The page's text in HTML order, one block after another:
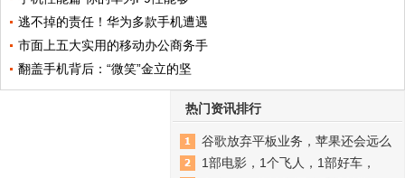
逃不掉的责任！华为多款手机遭遇
市面上五大实用的移动办公商务手
翻盖手机背后：“微笑”金立的坚
热门资讯排行
谷歌放弃平板业务，苹果还会远么
1部电影，1个飞人，1部好车，